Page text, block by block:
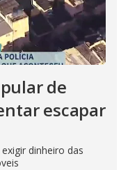
de
escapar
dinheiro das